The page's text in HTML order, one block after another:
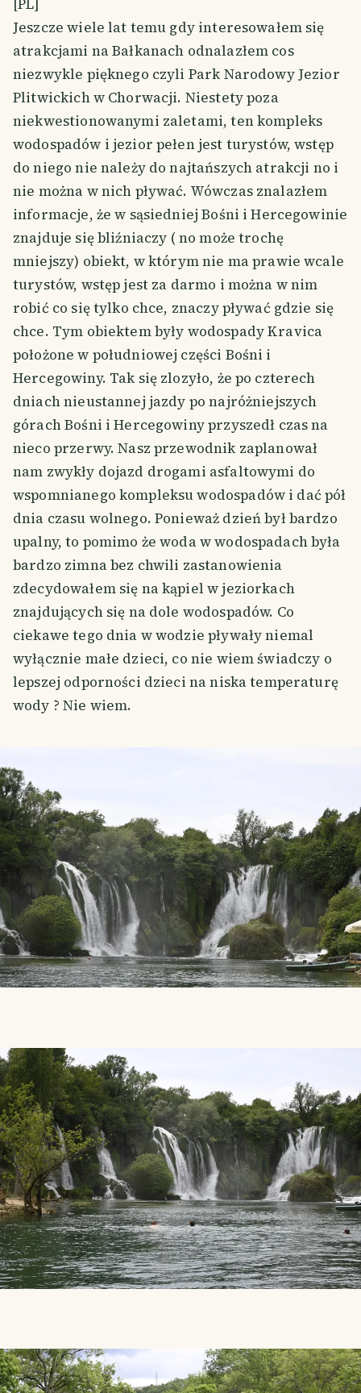
Jeszcze wiele lat temu gdy interesowałem się
atrakcjami na Bałkanach odnalazłem cos
niezwykle pięknego czyli Park Narodowy Jezior
Plitwickich w Chorwacji. Niestety poza
niekwestionowanymi zaletami, ten kompleks
wodospadów i jezior pełen jest turystów, wstęp
do niego nie należy do najtańszych atrakcji no i
nie można w nich pływać. Wówczas znalazłem
informacje, że w sąsiedniej Bośni i Hercegowinie
znajduje się bliźniaczy ( no może trochę
mniejszy) obiekt, w którym nie ma prawie wcale
turystów, wstęp jest za darmo i można w nim
robić co się tylko chce, znaczy pływać gdzie się
chce. Tym obiektem były wodospady Kravica
położone w południowej części Bośni i
Hercegowiny. Tak się zlozyło, że po czterech
dniach nieustannej jazdy po najróżniejszych
górach Bośni i Hercegowiny przyszedł czas na
nieco przerwy. Nasz przewodnik zaplanował
nam zwykły dojazd drogami asfaltowymi do
wspomnianego kompleksu wodospadów i dać pół
dnia czasu wolnego. Ponieważ dzień był bardzo
upalny, to pomimo że woda w wodospadach była
bardzo zimna bez chwili zastanowienia
zdecydowałem się na kąpiel w jeziorkach
znajdujących się na dole wodospadów. Co
ciekawe tego dnia w wodzie pływały niemal
wyłącznie małe dzieci, co nie wiem świadczy o
lepszej odporności dzieci na niska temperaturę
wody ? Nie wiem.